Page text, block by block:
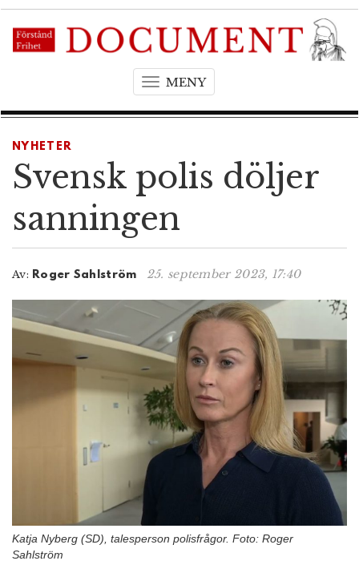
MENYT
g
e
g
t
o
n
NYHETER
Svensk polis döljer
sanningen
Av: Roger Sahlström 25. september 2023, 17:40
Katja Nyberg (SD), talesperson polisfrågor. Foto: Roger
Sahlström